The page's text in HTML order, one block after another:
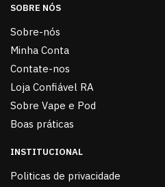
SOBRE NÓS
Sobre-nós
Minha Conta
Contate-nos
Loja Confiável RA
Sobre Vape e Pod
Boas práticas
INSTITUCIONAL
Politicas de privacidade